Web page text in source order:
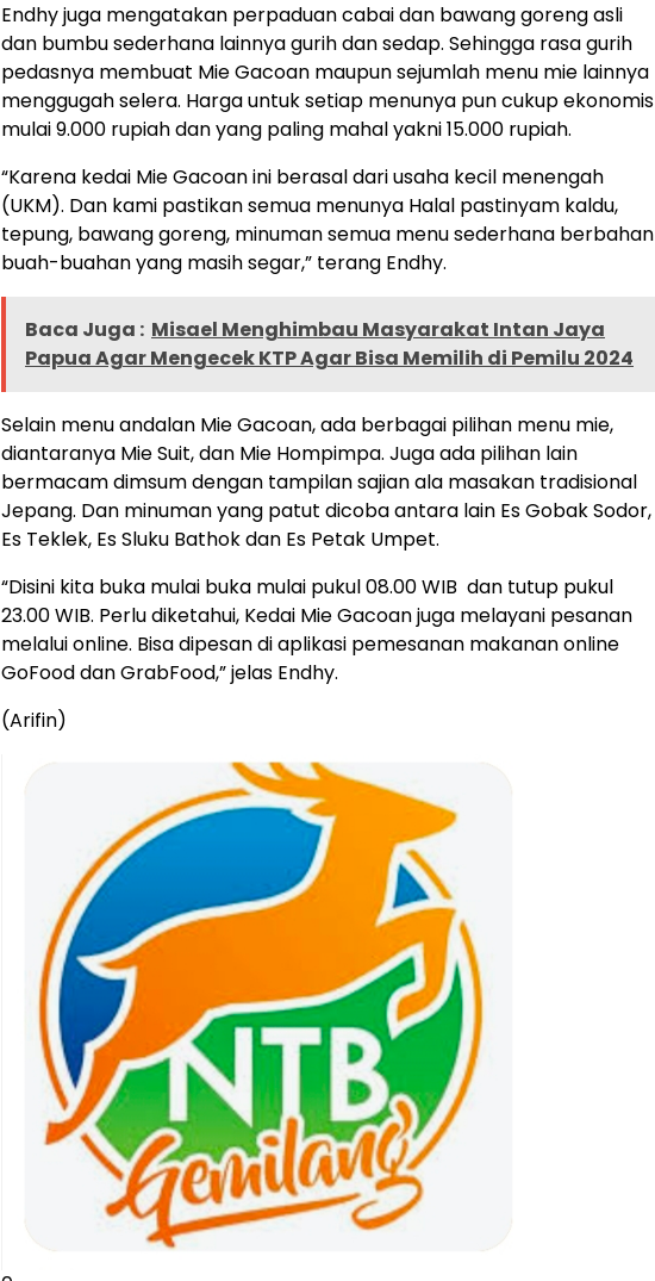
Endhy juga mengatakan perpaduan cabai dan bawang goreng asli
dan bumbu sederhana lainnya gurih dan sedap. Sehingga rasa gurih
pedasnya membuat Mie Gacoan maupun sejumlah menu mie lainnya
menggugah selera. Harga untuk setiap menunya pun cukup ekonomis
mulai 9.000 rupiah dan yang paling mahal yakni 15.000 rupiah.
“Karena kedai Mie Gacoan ini berasal dari usaha kecil menengah
(UKM). Dan kami pastikan semua menunya Halal pastinyam kaldu,
tepung, bawang goreng, minuman semua menu sederhana berbahan
buah-buahan yang masih segar,” terang Endhy.
Baca Juga : Misael Menghimbau Masyarakat Intan Jaya
Papua Agar Mengecek KTP Agar Bisa Memilih di Pemilu 2024
Selain menu andalan Mie Gacoan, ada berbagai pilihan menu mie,
diantaranya Mie Suit, dan Mie Hompimpa. Juga ada pilihan lain
bermacam dimsum dengan tampilan sajian ala masakan tradisional
Jepang. Dan minuman yang patut dicoba antara lain Es Gobak Sodor,
Es Teklek, Es Sluku Bathok dan Es Petak Umpet.
“Disini kita buka mulai buka mulai pukul 08.00 WIB dan tutup pukul
23.00 WIB. Perlu diketahui, Kedai Mie Gacoan juga melayani pesanan
melalui online. Bisa dipesan di aplikasi pemesanan makanan online
GoFood dan GrabFood,” jelas Endhy.
(Arifin)